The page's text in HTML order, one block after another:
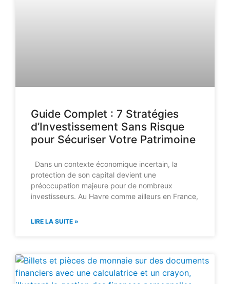
Guide Complet : 7 Stratégies
d’Investissement Sans Risque
pour Sécuriser Votre Patrimoine
Dans un contexte économique incertain, la
protection de son capital devient une
préoccupation majeure pour de nombreux
investisseurs. Au Havre comme ailleurs en France,
LIRE LA SUITE »